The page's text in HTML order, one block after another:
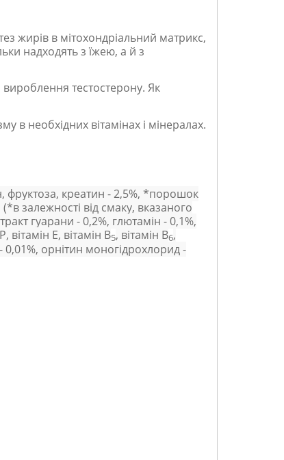
жирів в мітохондріальний матрикс,
надходять з їжею, а й з
вироблення тестостерону. Як
необхідних вітамінах і мінералах.
фруктоза, креатин - 2,5%, *порошок
залежності від смаку, вказаного
гуарани - 0,2%, глютамін - 0,1%,
вітамін Е, вітамін В5, вітамін В6,
0,01%, орнітин моногідрохлорид -